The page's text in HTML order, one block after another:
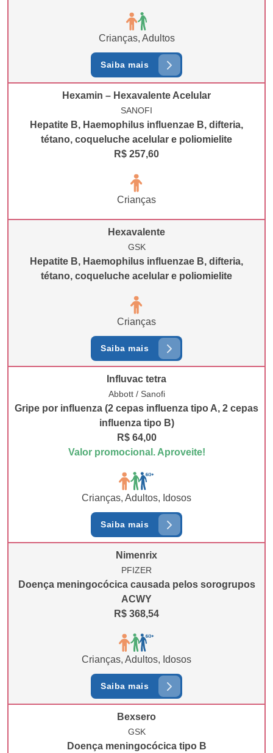
Crianças, Adultos
Saiba mais
Hexamin – Hexavalente Acelular
SANOFI
Hepatite B, Haemophilus influenzae B, difteria,
tétano, coqueluche acelular e poliomielite
R$ 257,60
Crianças
Hexavalente
GSK
Hepatite B, Haemophilus influenzae B, difteria,
tétano, coqueluche acelular e poliomielite
Crianças
Saiba mais
Influvac tetra
Abbott / Sanofi
Gripe por influenza (2 cepas influenza tipo A, 2 cepas
influenza tipo B)
R$ 64,00
Valor promocional. Aproveite!
Crianças, Adultos, Idosos
Saiba mais
Nimenrix
PFIZER
Doença meningocócica causada pelos sorogrupos
ACWY
R$ 368,54
Crianças, Adultos, Idosos
Saiba mais
Bexsero
GSK
Doença meningocócica tipo B